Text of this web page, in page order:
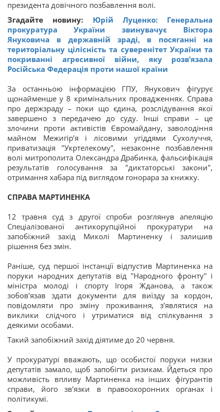
президента довічного позбавлення волі.
Згадайте новину: Юрій Луценко: Генеральна
прокуратура України звинувачує Віктора
Януковича в державній зраді, в посяганні на
територіальну цілісність та суверенітет України та
покриванні агресивної війни, яку розв’язала
Російська Федерація проти нашої країни
За останньою інформацією ГПУ, Янукович фігурує
щонайменше у 8 кримінальних провадженнях. Справа
про держзраду – поки що єдина, розслідування якої
завершено з передачею до суду. Інші справи – це
злочини проти активістів Євромайдану, заволодіння
майном Межигір’я і лісовими угіддями Сухолуччя,
приватизація "Укртелекому", незаконне позбавлення
волі митрополита Олександра Драбинка, фальсифікація
результатів голосування за "диктаторські закони",
отримання хабара під виглядом гонорара за книжку.
СПРАВА МАРТИНЕНКА
12 травня суд з другої спроби розглянув апеляцію
Спеціалізованої антикорупційної прокуратури на
запобіжний захід Миколі Мартиненку і залишив
рішення без змін.
Раніше, суд першої інстанції відпустив Мартиненка на
поруки народних депутатів від "Народного фронту" і
міністра молоді і спорту Ігоря Жданова, а також
зобов’язав здати документи для виїзду за кордон,
повідомляти про зміну проживання, з’являтися на
виклики слідчого і утриматися від спілкування з
деякими особами.
Такий запобіжний захід діятиме до 20 червня.
У прокуратурі вважають, що особистої поруки низки
депутатів замало, щоб запобігти ризикам. Йдеться про
можливість впливу Мартиненка на інших фігурантів
справи, його зв’язки в правоохоронних органах і
політикумі.